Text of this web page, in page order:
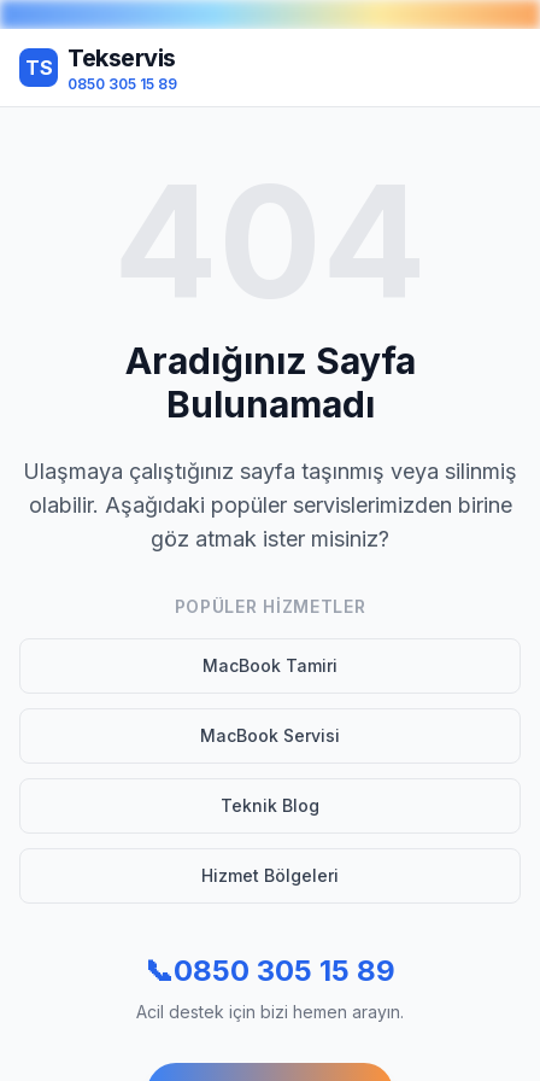
TS Tekservis
0850 305 15 89
Aradığınız Sayfa
Bulunamadı
Ulaşmaya çalıştığınız sayfa taşınmış veya silinmiş
olabilir. Aşağıdaki popüler servislerimizden birine
göz atmak ister misiniz?
POPÜLER HIZMETLER
MacBook Tamiri
MacBook Servisi
Teknik Blog
Hizmet Bölgeleri
📞0850 305 15 89
Acil destek için bizi hemen arayın.